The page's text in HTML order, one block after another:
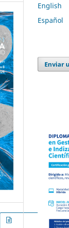
English
Español
Enviar